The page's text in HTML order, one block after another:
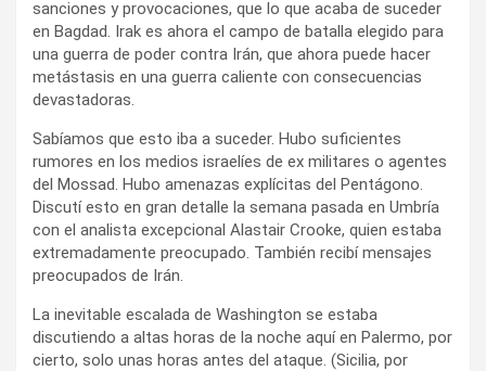
sanciones y provocaciones, que lo que acaba de suceder
en Bagdad. Irak es ahora el campo de batalla elegido para
una guerra de poder contra Irán, que ahora puede hacer
metástasis en una guerra caliente con consecuencias
devastadoras.
Sabíamos que esto iba a suceder. Hubo suficientes
rumores en los medios israelíes de ex militares o agentes
del Mossad. Hubo amenazas explícitas del Pentágono.
Discutí esto en gran detalle la semana pasada en Umbría
con el analista excepcional Alastair Crooke, quien estaba
extremadamente preocupado. También recibí mensajes
preocupados de Irán.
La inevitable escalada de Washington se estaba
discutiendo a altas horas de la noche aquí en Palermo, por
cierto, solo unas horas antes del ataque. (Sicilia, por